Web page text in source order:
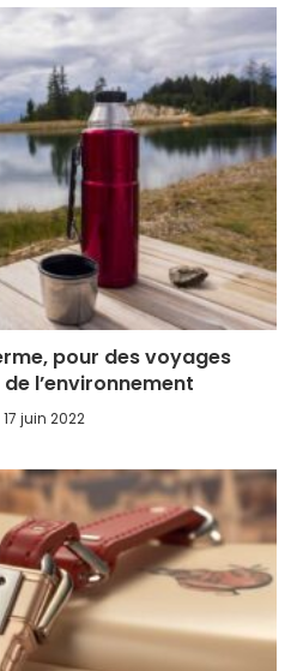
pour des voyages
l’environnement
17 juin 2022